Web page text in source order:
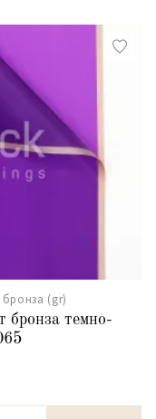
(gr)
бронза темно-